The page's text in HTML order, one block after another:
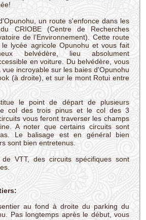
un route s'enfonce dans les
CRIOBE (Centre de Recherches
de l’Environnement). Cette route
lycée agricole Opunohu et vous fait
belvédère, lieu absolument
en voiture. Du belvédère, vous
incroyable sur les baies d'Opunohu
(à droite), et sur le mont Rotui entre
le point de départ de plusieurs
col des trois pinus et le col des 3
vous feront traverser les champs
A noter que certains circuits sont
Le balisage est en général bien
sont bien entretenus.
VTT, des circuits spécifiques sont
au fond à droite du parking du
Pas longtemps après le début, vous